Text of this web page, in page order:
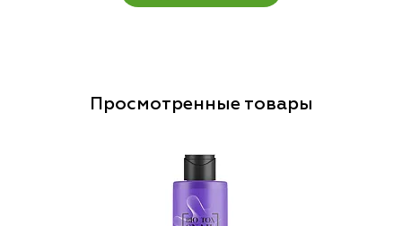
Просмотренные товары